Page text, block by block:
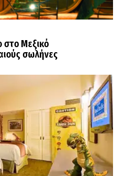
στο Μεξικό
σωλήνες